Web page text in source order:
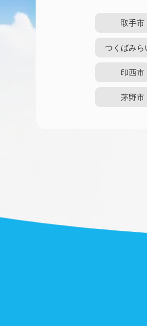
取手市
つくばみら
印西市
茅野市